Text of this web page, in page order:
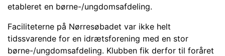
etableret en børne-/ungdomsafdeling.
Faciliteterne på Nørresøbadet var ikke helt
tidssvarende for en idrætsforening med en stor
børne-/ungdomsafdeling. Klubben fik derfor til foråret